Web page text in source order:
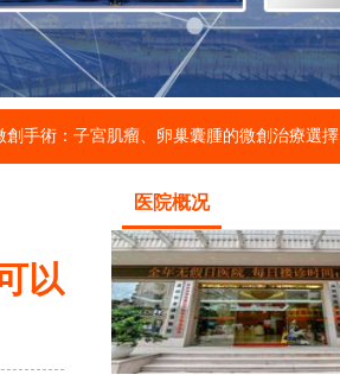
創手術：子宮肌瘤、卵巢囊腫的微創治療選擇
以
医院概况